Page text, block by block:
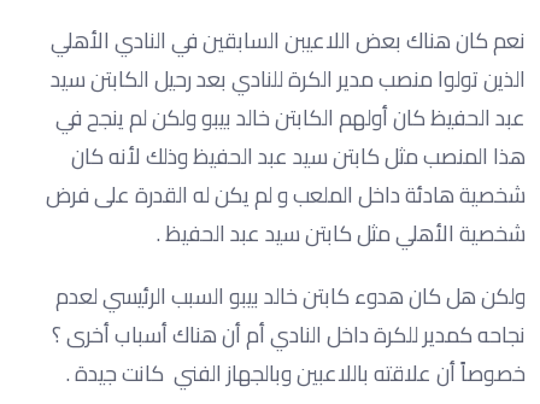
نعم كان هناك بعض اللاعيبن السابقين في النادي الأهلي
الذين تولوا منصب مدير الكرة للنادي بعد رحيل الكابتن سيد
عبد الحفيظ كان أولهم الكابتن خالد بيبو ولكن لم ينجح في
هذا المنصب مثل كابتن سيد عبد الحفيظ وذلك لأنه كان
شخصية هادئة داخل الملعب و لم يكن له القدرة على فرض
شخصية الأهلي مثل كابتن سيد عبد الحفيظ .
ولكن هل كان هدوء كابتن خالد بيبو السبب الرئيسي لعدم
نجاحه كمدير للكرة داخل النادي أم أن هناك أسباب أخرى ؟
خصوصاً أن علاقته باللاعبين وبالجهاز الفني كانت جيدة .